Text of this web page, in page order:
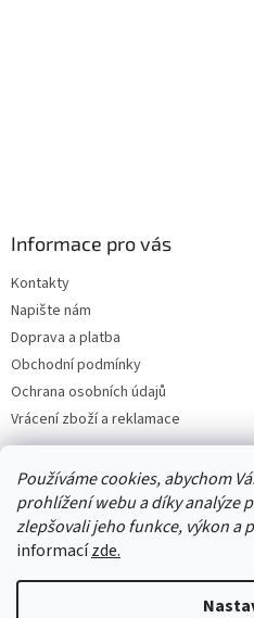
Používáme cookies, abychom
prohlížení webu a díky analýze
zlepšovali jeho funkce, výkon a
informacízde.
Informace pro vás
Kontakty
Napište nám
Doprava a platba
Obchodní podmínky
Ochrana osobních údajů
Vrácení zboží a reklamace